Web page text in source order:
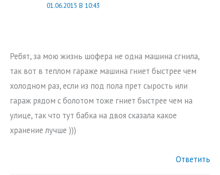
01.06.2015 В 10:43
Ребят, за мою жизнь шофера не одна машина сгнила,
так вот в теплом гараже машина гниет быстрее чем
холодном раз, если из под пола прет сырость или
гараж рядом с болотом тоже гниет быстрее чем на
улице, так что тут бабка на двоя сказала какое
хранение лучше )))
Ответить